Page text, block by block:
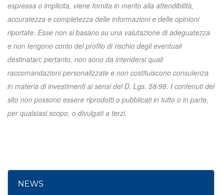
espressa o implicita, viene fornita in merito alla attendibilità,
accuratezza e completezza delle informazioni e delle opinioni
riportate. Esse non si basano su una valutazione di adeguatezza
e non tengono conto del profilo di rischio degli eventuali
destinatari; pertanto, non sono da intendersi quali
raccomandazioni personalizzate e non costituiscono consulenza
in materia di investimenti ai sensi del D. Lgs. 58/98. I contenuti del
sito non possono essere riprodotti o pubblicati in tutto o in parte,
per qualsiasi scopo, o divulgati a terzi.
NEWS